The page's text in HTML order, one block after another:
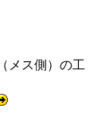
メス側）の工